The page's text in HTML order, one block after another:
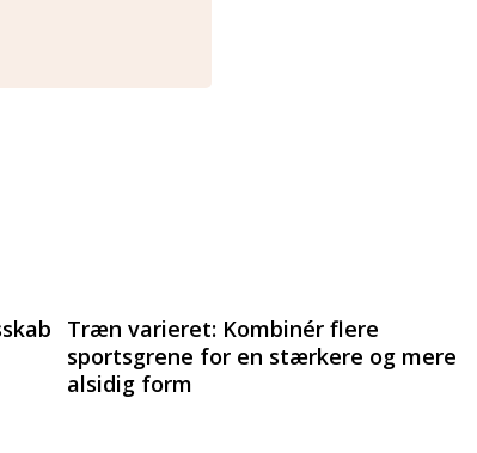
Træn varieret: Kombinér flere
sportsgrene for en stærkere og mere
alsidig form